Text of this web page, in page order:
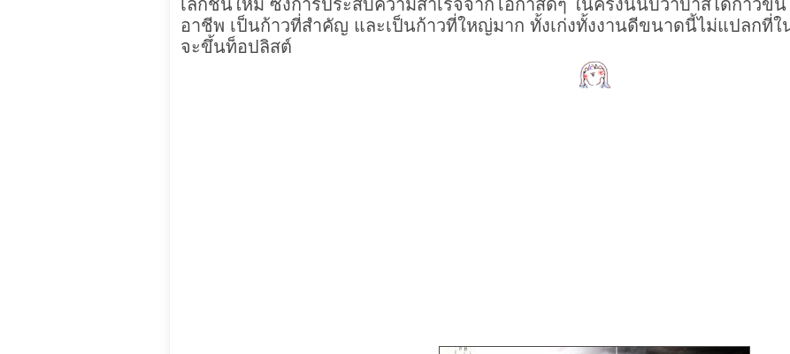
เลกชันใหม่ ซึ่งการประสบความสำเร็จจากโอกาสดีๆ ในครั้งนี้นับว่าบาสได้ก้าวขึ้
อาชีพ เป็นก้าวที่สำคัญ และเป็นก้าวที่ใหญ่มาก ทั้งเก่งทั้งงานดีขนาดนี้ไม่แปลกที่
จะขึ้นท็อปลิสต์